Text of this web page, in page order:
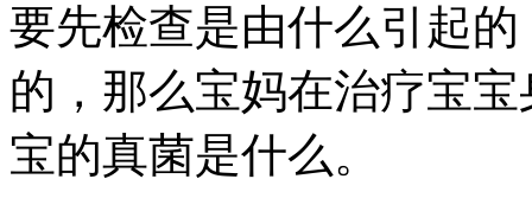
要先检查是由什么引起
的，那么宝妈在治疗宝
宝的真菌是什么。